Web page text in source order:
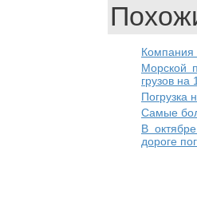
Компания
Морской
грузов на
Погрузка
Самые
В
дороге